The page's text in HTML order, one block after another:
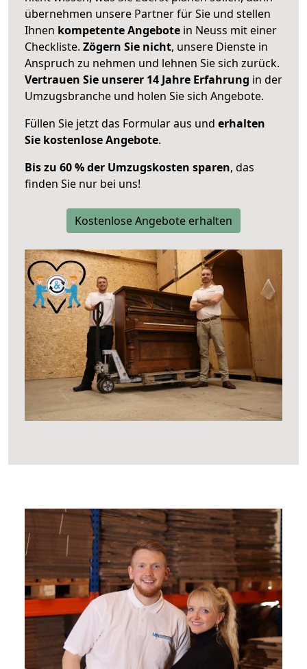
übernehmen unsere Partner für Sie und stellen
Ihnen kompetente Angebote in Neuss mit einer
Checkliste. Zögern Sie nicht, unsere Dienste in
Anspruch zu nehmen und lehnen Sie sich zurück.
Vertrauen Sie unserer 14 Jahre Erfahrung in der
Umzugsbranche und holen Sie sich Angebote.
Füllen Sie jetzt das Formular aus und erhalten
Sie kostenlose Angebote.
Bis zu 60 % der Umzugskosten sparen, das
finden Sie nur bei uns!
Kostenlose Angebote erhalten